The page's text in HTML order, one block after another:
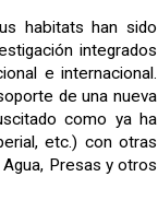
habitats han sido
integrados
e internacional.
de una nueva
como ya ha
etc.) con otras
Presas y otros